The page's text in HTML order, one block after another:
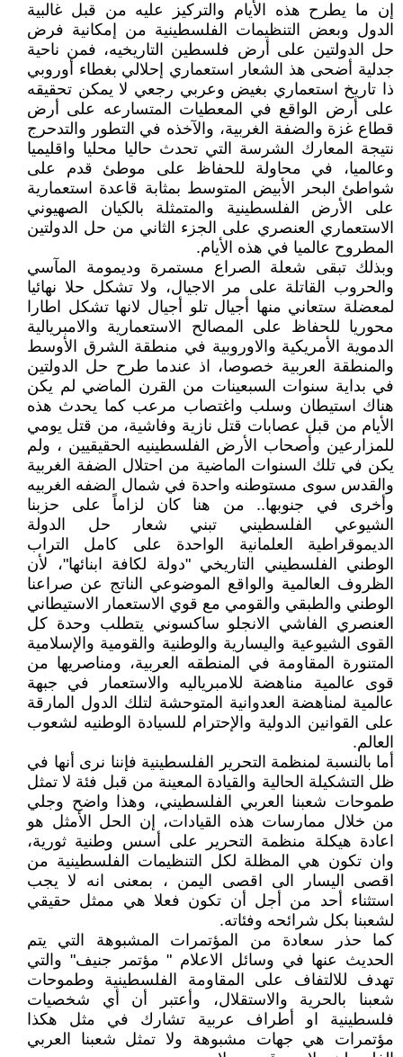
إن ما يطرح هذه الأيام والتركيز عليه من قبل غالبية
الدول وبعض التنظيمات الفلسطينية من إمكانية فرض
حل الدولتين على أرض فلسطين التاريخيه، فمن ناحية
جدلية أضحى هذ الشعار استعماري إحلالي بغطاء أوروبي
ذا تاريخ استعماري بغيض وعربي رجعي لا يمكن تحقيقه
على أرض الواقع في المعطيات المتسارعه على أرض
قطاع غزة والضفة الغربية، والآخذه في التطور والتدحرج
نتيجة المعارك الشرسة التي تحدث حاليا محليا واقليميا
وعالميا، في محاولة للحفاظ على موطئ قدم على
شواطئ البحر الأبيض المتوسط بمثابة قاعدة استعمارية
على الأرض الفلسطينية والمتمثلة بالكيان الصهيوني
الاستعماري العنصري على الجزء الثاني من حل الدولتين
المطروح عالميا في هذه الأيام.
وبذلك تبقى شعلة الصراع مستمرة وديمومة المآسي
والحروب القاتلة على مر الاجيال، ولا تشكل حلا نهائيا
لمعضلة ستعاني منها أجيال تلو أجيال لانها تشكل اطارا
محوريا للحفاظ على المصالح الاستعمارية والامبريالية
الدموية الأمريكية والاوروبية في منطقة الشرق الأوسط
والمنطقة العربية خصوصا، اذ عندما طرح حل الدولتين
في بداية سنوات السبعينات من القرن الماضي لم يكن
هناك استيطان وسلب واغتصاب مرعب كما يحدث هذه
الأيام من قبل عصابات قتل نازية وفاشية، من قتل يومي
للمزارعين وأصحاب الأرض الفلسطينيه الحقيقيين ، ولم
يكن في تلك السنوات الماضية من احتلال الضفة الغربية
والقدس سوى مستوطنه واحدة في شمال الضفه الغربيه
وأخرى في جنوبها.. من هنا كان لزاماً على حزبنا
الشيوعي الفلسطيني تبني شعار حل الدولة
الديموقراطية العلمانية الواحدة على كامل التراب
الوطني الفلسطيني التاريخي "دولة لكافة ابنائها"، لأن
الظروف العالمية والواقع الموضوعي الناتج عن صراعنا
الوطني والطبقي والقومي مع قوي الاستعمار الاستيطاني
العنصري الفاشي الانجلو ساكسوني يتطلب وحدة كل
القوى الشيوعية واليسارية والوطنية والقومية والإسلامية
المتنورة المقاومة في المنطقه العربية، ومناصريها من
قوى عالمية مناهضة للامبرياليه والاستعمار في جبهة
عالمية لمناهضة العدوانية المتوحشة لتلك الدول المارقة
على القوانين الدولية والإحترام للسيادة الوطنيه لشعوب
العالم.
أما بالنسبة لمنظمة التحرير الفلسطينية فإننا نرى أنها في
ظل التشكيلة الحالية والقيادة المعينة من قبل فئة لا تمثل
طموحات شعبنا العربي الفلسطيني، وهذا واضح وجلي
من خلال ممارسات هذه القيادات، إن الحل الأمثل هو
اعادة هيكلة منظمة التحرير على أسس وطنية ثورية،
وان تكون هي المظلة لكل التنظيمات الفلسطينية من
اقصى اليسار الى اقصى اليمن ، بمعنى انه لا يجب
استثناء أحد من أجل أن تكون فعلا هي ممثل حقيقي
لشعبنا بكل شرائحه وفئاته.
كما حذر سعادة من المؤتمرات المشبوهة التي يتم
الحديث عنها في وسائل الاعلام " مؤتمر جنيف" والتي
تهدف للالتفاف على المقاومة الفلسطينية وطموحات
شعبنا بالحرية والاستقلال، وأعتبر أن أي شخصيات
فلسطينية او أطراف عربية تشارك في مثل هكذا
مؤتمرات هي جهات مشبوهة ولا تمثل شعبنا العربي